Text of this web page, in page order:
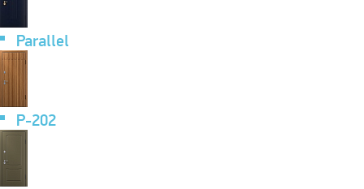
Parallel
P-202